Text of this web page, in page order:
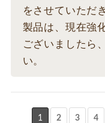
をさせていただ
製品は、現在強
ございましたら
い。
1 2 3 4